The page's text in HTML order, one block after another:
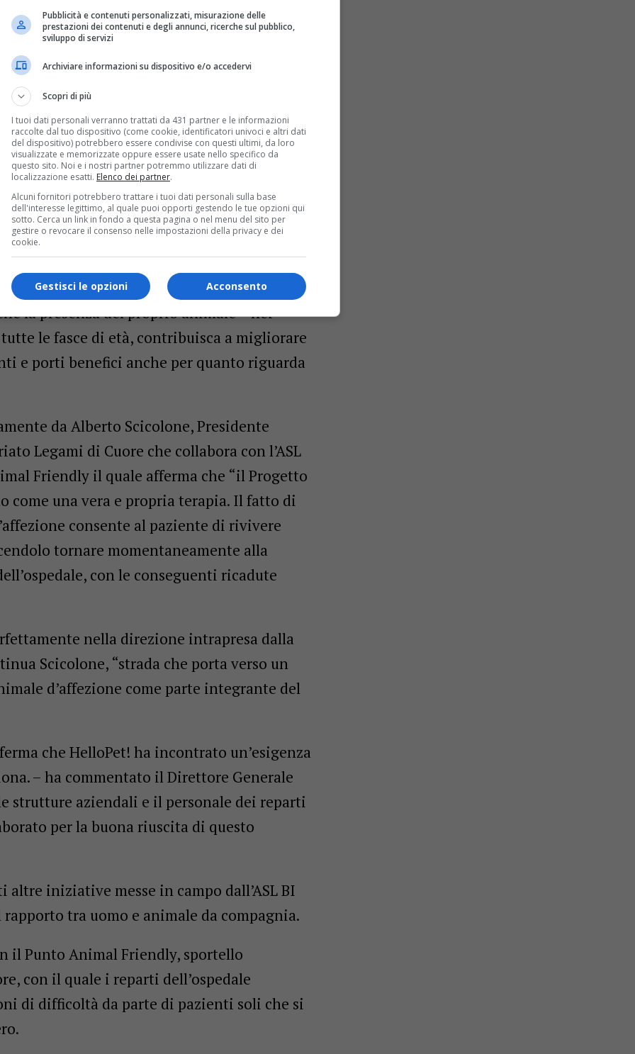
scopi” spiega Stefano Di Massimo,
Sanitarie e Ufficio Qualità e
la qualità dell’assistenza, aiuta a
fine vita, contribuisce a ridurre lo stress
il ricovero di pazienti pediatrici meno
possibilità di mantenere un rapporto
compagnia in caso di ricovero prolungato
il paziente e può incidere positivamente
cura.
Chiara Caucino – che i più aggiornati
la presenza del proprio animale – nei
le fasce di età, contribuisca a migliorare
e porti benefici anche per quanto riguarda
da Alberto Scicolone, Presidente
Legami di Cuore che collabora con l’ASL
Friendly il quale afferma che “il Progetto
come una vera e propria terapia. Il fatto di
consente al paziente di rivivere
tornare momentaneamente alla
con le conseguenti ricadute
nella direzione intrapresa dalla
Scicolone, “strada che porta verso un
d’affezione come parte integrante del
che HelloPet! ha incontrato un’esigenza
– ha commentato il Direttore Generale
strutture aziendali e il personale dei reparti
per la buona riuscita di questo
iniziative messe in campo dall’ASL BI
tra uomo e animale da compagnia.
il Punto Animal Friendly, sportello
con il quale i reparti dell’ospedale
di difficoltà da parte di pazienti soli che si
Pubblicità e contenuti personalizzati, misurazione delle
prestazioni dei contenuti e degli annunci, ricerche sul pubblico,
sviluppo di servizi
Archiviare informazioni su dispositivo e/o accedervi
Scopri di più
I tuoi dati personali verranno trattati da 431 partner e le informazioni
raccolte dal tuo dispositivo (come cookie, identificatori univoci e altri dati
del dispositivo) potrebbero essere condivise con questi ultimi, da loro
visualizzate e memorizzate oppure essere usate nello specifico da
questo sito. Noi e i nostri partner potremmo utilizzare dati di
localizzazione esatti. Elenco dei partner.
Alcuni fornitori potrebbero trattare i tuoi dati personali sulla base
dell'interesse legittimo, al quale puoi opporti gestendo le tue opzioni qui
sotto. Cerca un link in fondo a questa pagina o nel menu del sito per
gestire o revocare il consenso nelle impostazioni della privacy e dei
cookie.
Acconsento
Gestisci le opzioni